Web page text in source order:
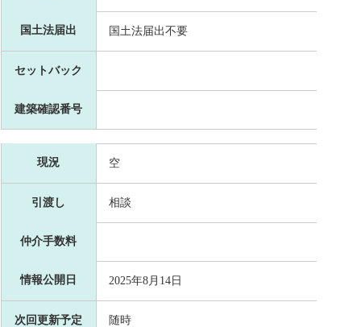
国土法届出 国土法届出不要
セットバック
建築確認番号
現況 空
引渡し 相談
仲介手数料
情報公開日 2025年8月14日
次回更新予定
随時